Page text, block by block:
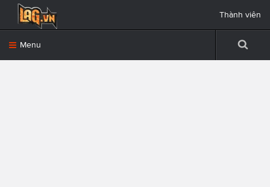
Menu
Thành viên